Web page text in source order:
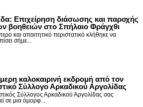
Επιχείρηση διάσωσης και παροχής
βοηθειών στο Σπήλαιο Φράγχθι
και απαιτητικό περιστατικό κλήθηκε να
σήμε...
καλοκαιρινή εκδρομή από τον
Σύλλογο Αρκαδικού Αργολίδας
Σύλλογος Αρκαδικού Αργολίδας σας
σε μια όμορφ...